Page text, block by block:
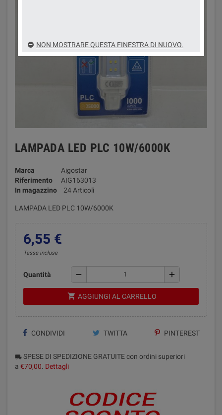
LAMPADA LED PLC 10W/6000K
Marca
Aigostar
Riferimento
AIG163013
In magazzino
24 Articoli
LAMPADA LED PLC 10W/6000K
6,55 €
Tasse incluse
Quantità remove add
shopping_cart AGGIUNGI AL CARRELLO
CONDIVIDI TWITTA PINTEREST
local_shipping SPESE DI SPEDIZIONE GRATUITE con ordini superiori
a €70,00. Dettagli
NON MOSTRARE QUESTA FINESTRA DI NUOVO.